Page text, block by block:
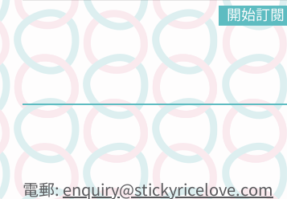
開始訂閱
電郵:enquiry@stickyricelove.com